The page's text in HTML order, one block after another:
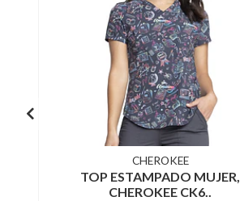
CHEROKEE
TOP ESTAMPADO MUJER,
CHEROKEE CK6..